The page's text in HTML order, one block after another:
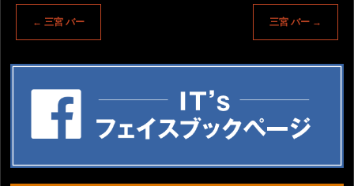
← 三宮 バー 三宮 バー →